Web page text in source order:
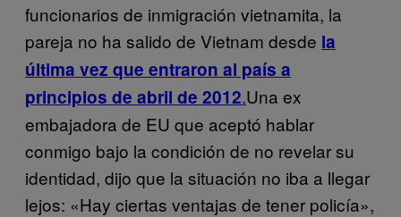
funcionarios de inmigración vietnamita, la
pareja no ha salido de Vietnam desde la
última vez que entraron al país a
principios de abril de 2012.Una ex
embajadora de EU que aceptó hablar
conmigo bajo la condición de no revelar su
identidad, dijo que la situación no iba a llegar
lejos: «Hay ciertas ventajas de tener policía»,